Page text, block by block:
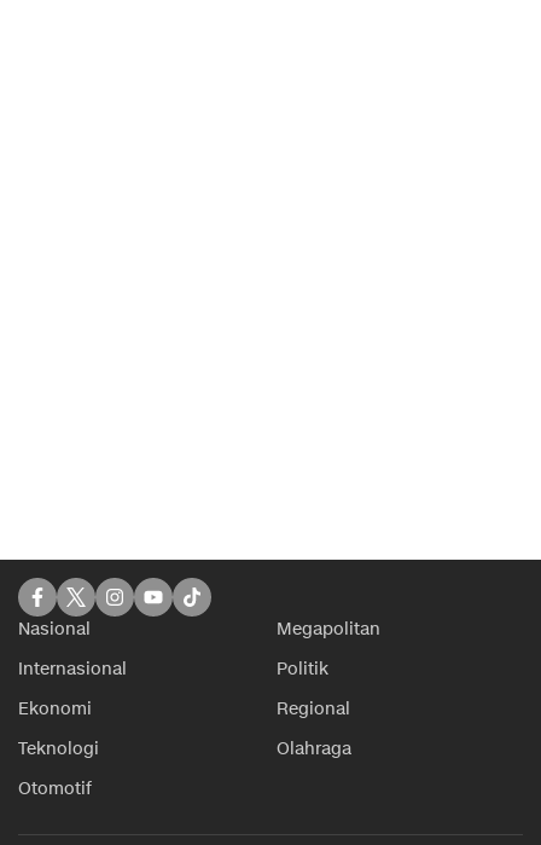
Nasional
Megapolitan
Internasional
Politik
Ekonomi
Regional
Teknologi
Olahraga
Otomotif